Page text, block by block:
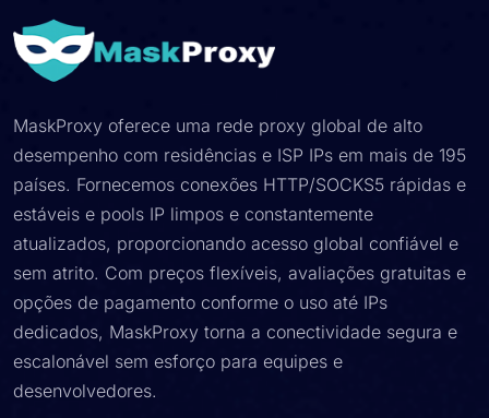
MaskProxy oferece uma rede proxy global de alto
desempenho com residências e ISP IPs em mais de 195
países. Fornecemos conexões HTTP/SOCKS5 rápidas e
estáveis ​​e pools IP limpos e constantemente
atualizados, proporcionando acesso global confiável e
sem atrito. Com preços flexíveis, avaliações gratuitas e
opções de pagamento conforme o uso até IPs
dedicados, MaskProxy torna a conectividade segura e
escalonável sem esforço para equipes e
desenvolvedores.